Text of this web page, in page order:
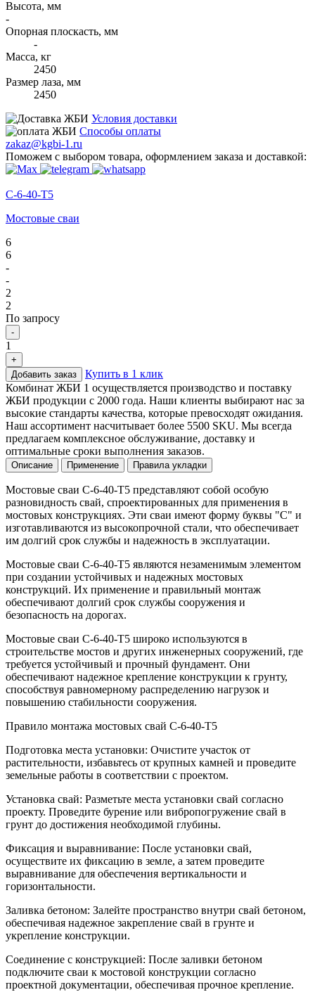
Высота, мм
-
Опорная плоскасть, мм
-
Масса, кг
2450
Размер лаза, мм
2450
Условия доставки
Способы оплаты
zakaz@kgbi-1.ru
Поможем с выбором товара, оформлением заказа и доставкой:
С-6-40-Т5
Мостовые сваи
6
6
-
-
2
2
По запросу
-
1
+
Добавить заказ
Купить в 1 клик
Комбинат ЖБИ 1 осуществляется производство и поставку
ЖБИ продукции с 2000 года. Наши клиенты выбирают нас за
высокие стандарты качества, которые превосходят ожидания.
Наш ассортимент насчитывает более 5500 SKU. Мы всегда
предлагаем комплексное обслуживание, доставку и
оптимальные сроки выполнения заказов.
Описание Применение Правила укладки
Мостовые сваи С-6-40-Т5 представляют собой особую
разновидность свай, спроектированных для применения в
мостовых конструкциях. Эти сваи имеют форму буквы "С" и
изготавливаются из высокопрочной стали, что обеспечивает
им долгий срок службы и надежность в эксплуатации.
Мостовые сваи С-6-40-Т5 являются незаменимым элементом
при создании устойчивых и надежных мостовых
конструкций. Их применение и правильный монтаж
обеспечивают долгий срок службы сооружения и
безопасность на дорогах.
Мостовые сваи С-6-40-Т5 широко используются в
строительстве мостов и других инженерных сооружений, где
требуется устойчивый и прочный фундамент. Они
обеспечивают надежное крепление конструкции к грунту,
способствуя равномерному распределению нагрузок и
повышению стабильности сооружения.
Правило монтажа мостовых свай С-6-40-Т5
Подготовка места установки: Очистите участок от
растительности, избавьтесь от крупных камней и проведите
земельные работы в соответствии с проектом.
Установка свай: Разметьте места установки свай согласно
проекту. Проведите бурение или вибропогружение свай в
грунт до достижения необходимой глубины.
Фиксация и выравнивание: После установки свай,
осуществите их фиксацию в земле, а затем проведите
выравнивание для обеспечения вертикальности и
горизонтальности.
Заливка бетоном: Залейте пространство внутри свай бетоном,
обеспечивая надежное закрепление свай в грунте и
укрепление конструкции.
Соединение с конструкцией: После заливки бетоном
подключите сваи к мостовой конструкции согласно
проектной документации, обеспечивая прочное крепление.